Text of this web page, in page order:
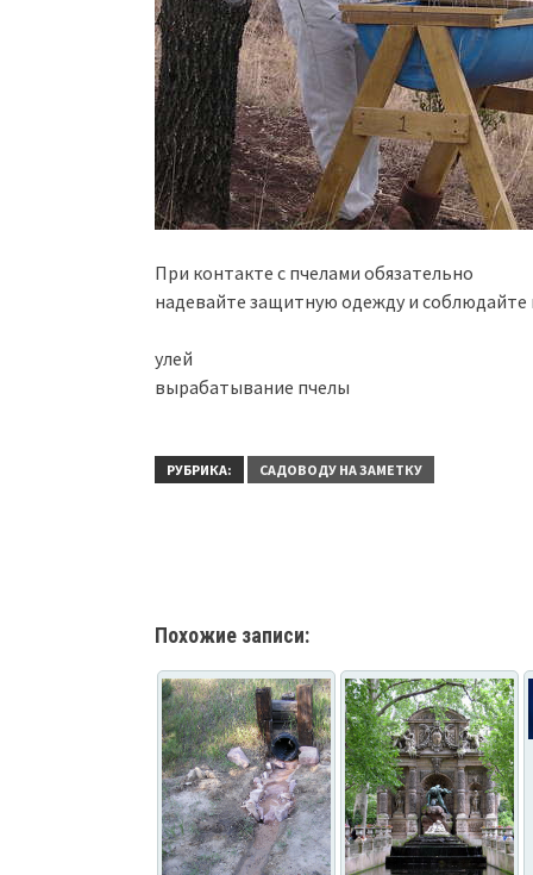
При контакте с пчелами обязательно
надевайте защитную одежду и
улей
вырабатывание пчелы
РУБРИКА: САДОВОДУ НА ЗАМЕТКУ
Похожие записи: